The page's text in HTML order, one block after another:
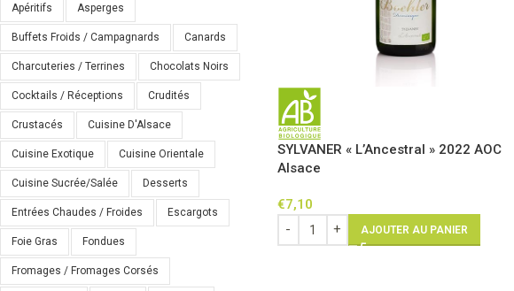
Apéritifs Asperges
Buffets Froids / Campagnards Canards
Charcuteries / Terrines Chocolats Noirs
Cocktails / Réceptions Crudités
Crustacés Cuisine D'Alsace
Cuisine Exotique Cuisine Orientale
Cuisine Sucrée/salée Desserts
Entrées Chaudes / Froides Escargots
Foie Gras Fondues
Fromages / Fromages Corsés
SYLVANER « L’Ancestral » 2022 AOC
Alsace
€7,10
AJOUTER AU PANIER